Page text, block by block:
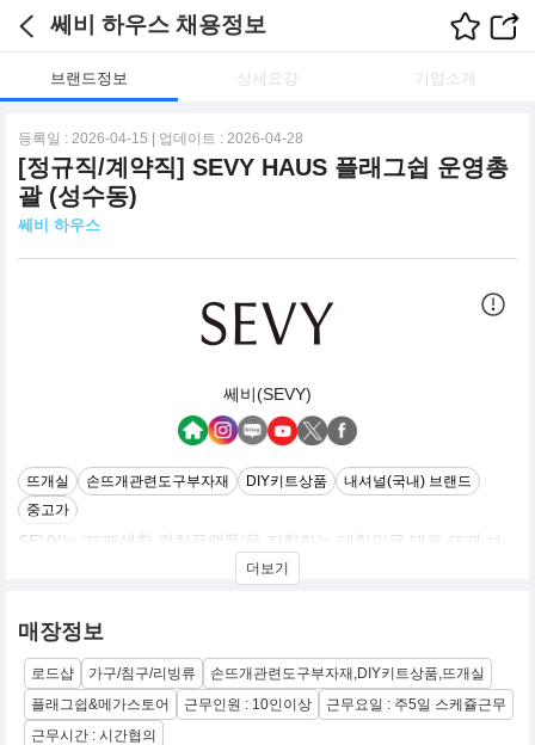
쎄비 하우스 채용정보
브랜드정보 상세요강 기업소개
등록일 : 2026-04-15 | 업데이트 : 2026-04-28
[정규직/계약직] SEVY HAUS 플래그쉽 운영총
괄 (성수동)
쎄비 하우스
쎄비(SEVY)
뜨개실 손뜨개관련도구부자재 DIY키트상품
내셔널(국내) 브랜드
중고가
SEVY는 ‘뜨개생활 컬처플랫폼’을 지향하는 대한민국 대표 뜨개 브
뜨개실을 넘어, 도안, 콘텐츠, 튜토리얼, 공간, 커뮤니티까지 아우르
뜨개의 본질과 문화를 입체적으로 연결하는 Total Knitting
Experience를 제공합니다.
우리는 단순한 제조·유통 기업이 아닙니다.
45년간 원사 제조 기술을 기반으로,
뜨개를 둘러싼 모든 요소를 브랜드 안에서 체계적으로 연결하고 있
더보기
매장정보
로드샵 가구/침구/리빙류
손뜨개관련도구부자재,DIY키트상품,뜨개실
플래그쉽&메가스토어
근무인원 : 10인이상
근무요일 : 주5일 스케쥴근무
근무시간 : 시간협의